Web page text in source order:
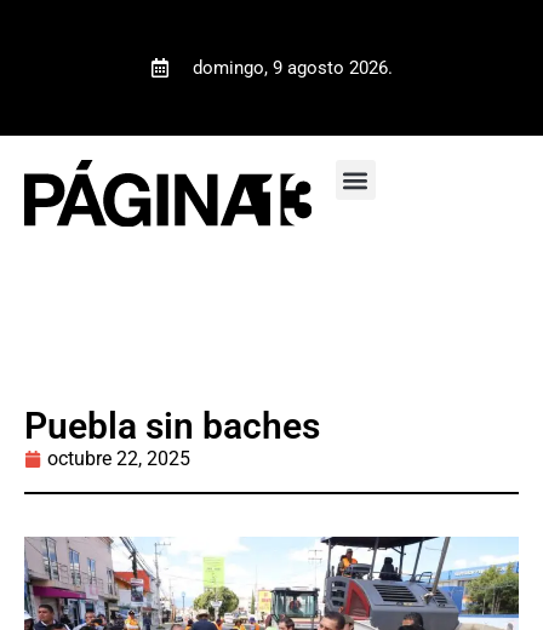
domingo, 9 agosto 2026.
Puebla sin baches
octubre 22, 2025